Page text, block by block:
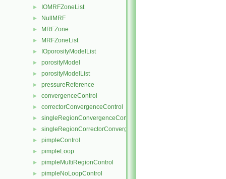
► IOMRFZoneList
► NullMRF
► MRFZone
► MRFZoneList
► IOporosityModelList
► porosityModel
► porosityModelList
► pressureReference
► convergenceControl
► correctorConvergenceControl
► singleRegionConvergenceControl
► singleRegionCorrectorConvergenceControl
► pimpleControl
► pimpleLoop
► pimpleMultiRegionControl
► pimpleNoLoopControl